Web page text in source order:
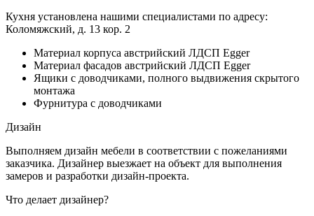
Кухня установлена нашими специалистами по адресу:
Коломяжский, д. 13 кор. 2
Материал корпуса австрийский ЛДСП Egger
Материал фасадов австрийский ЛДСП Egger
Ящики с доводчиками, полного выдвижения скрытого
монтажа
Фурнитура с доводчиками
Дизайн
Выполняем дизайн мебели в соответствии с пожеланиями
заказчика. Дизайнер выезжает на объект для выполнения
замеров и разработки дизайн-проекта.
Что делает дизайнер?